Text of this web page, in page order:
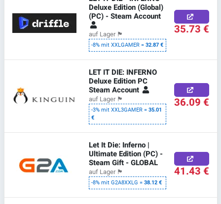
Deluxe Edition (Global)
(PC) - Steam Account
auf Lager 🏴
-8% mit XXLGAMER =32.87 €
35.73 €
LET IT DIE: INFERNO
Deluxe Edition PC
Steam Account
auf Lager 🏴
-3% mit XXL3GAMER =35.01
€
36.09 €
Let It Die: Inferno |
Ultimate Edition (PC) -
Steam Gift - GLOBAL
auf Lager 🏴
-8% mit G2A8XXLG =38.12 €
41.43 €